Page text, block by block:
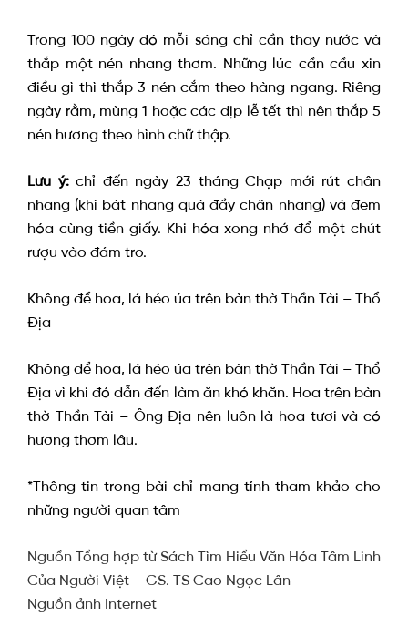
Trong 100 ngày đó mỗi sáng chỉ cần thay nước và
thắp một nén nhang thơm. Những lúc cần cầu xin
điều gì thì thắp 3 nén cắm theo hàng ngang. Riêng
ngày rằm, mùng 1 hoặc các dịp lễ tết thì nên thắp 5
nén hương theo hình chữ thập.
Lưu ý:chỉ đến ngày 23 tháng Chạp mới rút chân
nhang (khi bát nhang quá đầy chân nhang) và đem
hóa cùng tiền giấy. Khi hóa xong nhớ đổ một chút
rượu vào đám tro.
Không để hoa, lá héo úa trên bàn thờ Thần Tài – Thổ
Địa
Không để hoa, lá héo úa trên bàn thờ Thần Tài – Thổ
Địa vì khi đó dẫn đến làm ăn khó khăn. Hoa trên bàn
thờ Thần Tài – Ông Địa nên luôn là hoa tươi và có
hương thơm lâu.
*Thông tin trong bài chỉ mang tính tham khảo cho
những người quan tâm
Nguồn Tổng hợp từ Sách Tìm Hiểu Văn Hóa Tâm Linh
Của Người Việt – GS. TS Cao Ngọc Lân
Nguồn ảnh Internet